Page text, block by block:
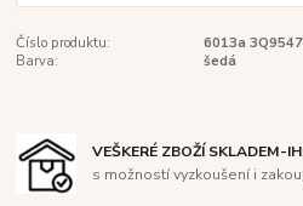
Číslo produktu:
6013a
Barva:
šedá
VEŠKERÉ ZBOŽÍ SKLADEM-
s možností vyzkoušení i